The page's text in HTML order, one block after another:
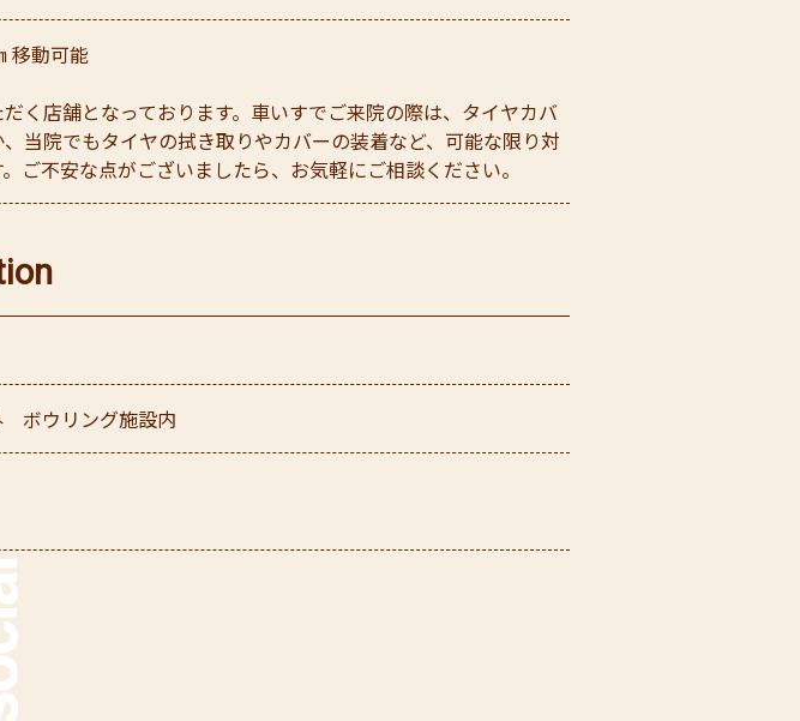
移動可能
く店舗となっております。車いすでご来院の際は、タイヤカバ
当院でもタイヤの拭き取りやカバーの装着など、可能な限り対
ご不安な点がございましたら、お気軽にご相談ください。
ボウリング施設内